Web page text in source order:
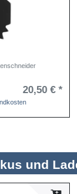
20,50 € *
und